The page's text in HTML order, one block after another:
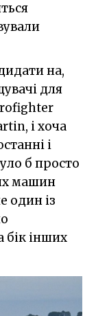
на,
для
і хоча
і
б просто
машин
один із
бік інших